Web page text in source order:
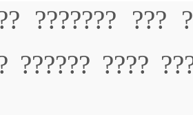
?????? ??????
?????????? ?